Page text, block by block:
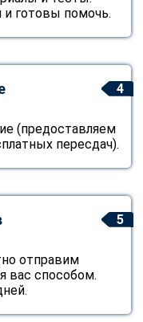
и готовы помочь.
4
(предоставляем
пересдач).
5
отправим
способом.